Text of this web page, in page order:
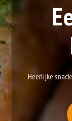
Heerlijke